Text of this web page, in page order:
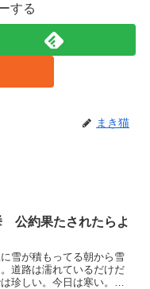
する
まき猫
公約果たされたらよ
雪が積もってる朝から雪
道路は濡れているだけだ
珍しい。今日は寒い。出